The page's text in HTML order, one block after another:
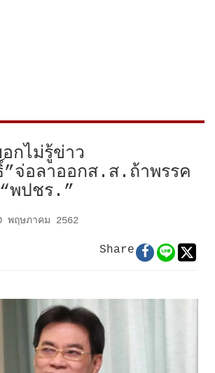
กไม่รู้ข่าว
”จ่อลาออกส.ส.ถ้าพรรค
พปชร.”
พฤษภาคม 2562
Share